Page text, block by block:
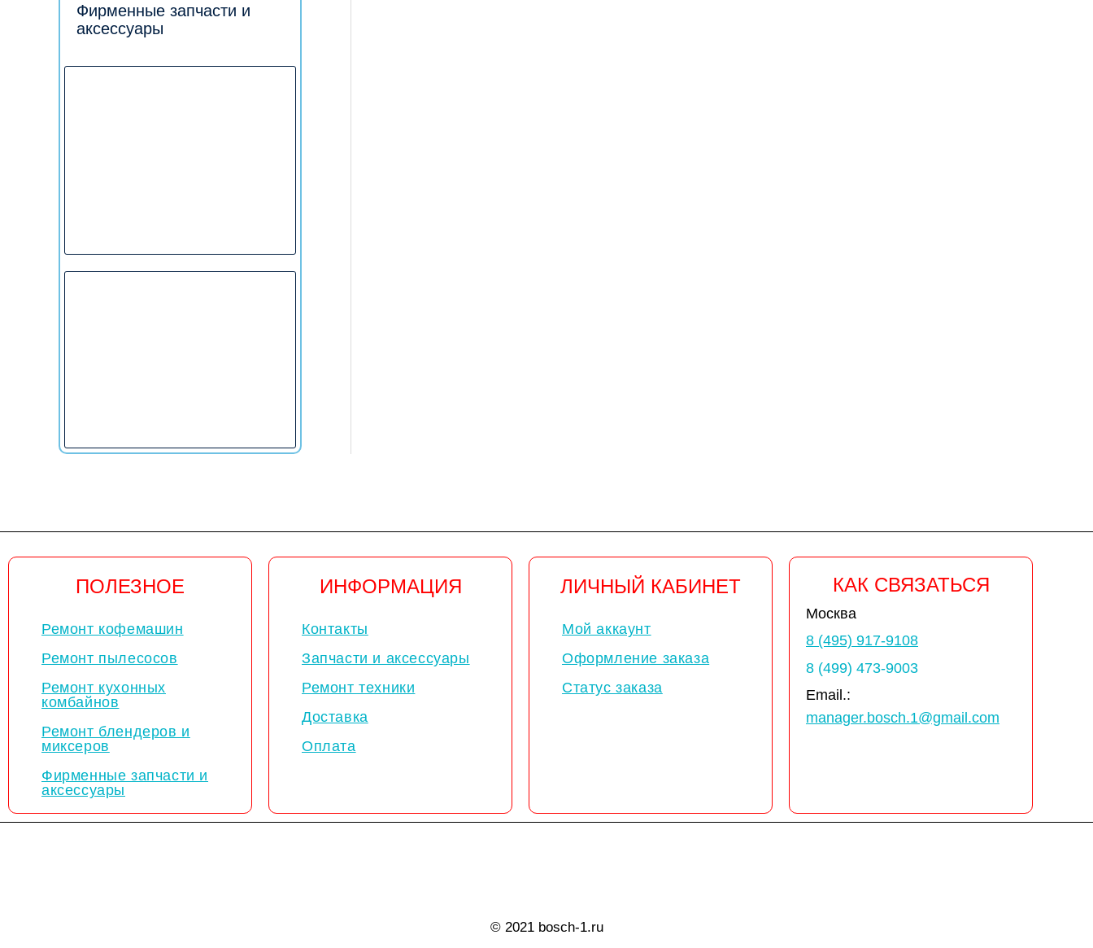
Фирменные запчасти и
аксессуары
ПОЛЕЗНОЕ
Ремонт кофемашин
Ремонт пылесосов
Ремонт кухонных
комбайнов
Ремонт блендеров и
миксеров
Фирменные запчасти и
аксессуары
ИНФОРМАЦИЯ
Контакты
Запчасти и аксессуары
Ремонт техники
Доставка
Оплата
ЛИЧНЫЙ КАБИНЕТ
Мой аккаунт
Оформление заказа
Статус заказа
КАК СВЯЗАТЬСЯ
Москва
8 (495) 917-9108
8 (499) 473-9003
Email.:
manager.bosch.1@gmail.com
© 2021 bosch-1.ru